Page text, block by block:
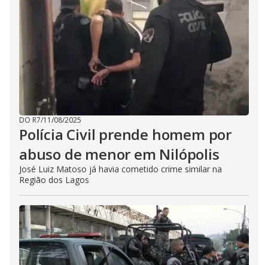
DO R7/11/08/2025
Polícia Civil prende homem por
abuso de menor em Nilópolis
José Luiz Matoso já havia cometido crime similar na
Região dos Lagos